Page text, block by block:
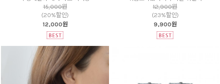
15,000원
(20%할인)
12,000원
12,900원
(23%할인)
9,900원